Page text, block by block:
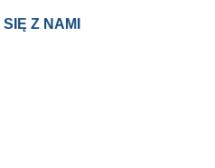
SIĘ Z NAMI